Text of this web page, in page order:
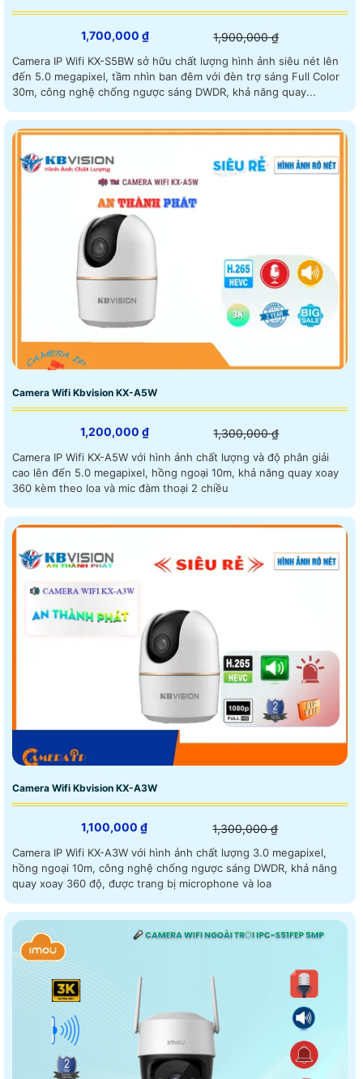
1,700,000 ₫ 1,900,000 ₫
Camera IP Wifi KX-S5BW sở hữu chất lượng hình ảnh siêu nét lên
đến 5.0 megapixel, tầm nhìn ban đêm với đèn trợ sáng Full Color
30m, công nghệ chống ngược sáng DWDR, khả năng quay...
Camera Wifi Kbvision KX-A5W
1,200,000 ₫ 1,300,000 ₫
Camera IP Wifi KX-A5W với hình ảnh chất lượng và độ phân giải
cao lên đến 5.0 megapixel, hồng ngoại 10m, khả năng quay xoay
360 kèm theo loa và mic đàm thoại 2 chiều
Camera Wifi Kbvision KX-A3W
1,100,000 ₫ 1,300,000 ₫
Camera IP Wifi KX-A3W với hình ảnh chất lượng 3.0 megapixel,
hồng ngoại 10m, công nghệ chống ngược sáng DWDR, khả năng
quay xoay 360 độ, được trang bị microphone và loa